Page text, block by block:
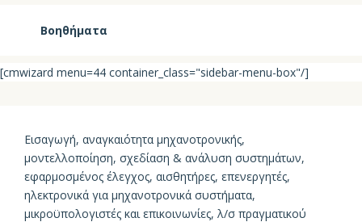
Βοηθήματα
[cmwizard menu=44 container_class="sidebar-menu-box"/]
Eισαγωγή, αναγκαιότητα μηχανοτρονικής,
μοντελλοποίηση, σχεδίαση & ανάλυση συστημάτων,
εφαρμοσμένος έλεγχος, αισθητήρες, επενεργητές,
ηλεκτρονικά για μηχανοτρονικά συστήματα,
μικροϋπολογιστές και επικοινωνίες, λ/σ πραγματικού